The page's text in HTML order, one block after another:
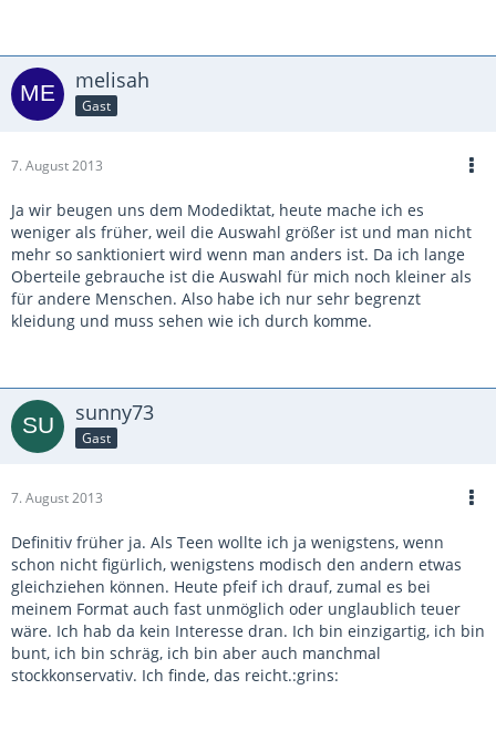
melisah
Gast
7. August 2013
Ja wir beugen uns dem Modediktat, heute mache ich es
weniger als früher, weil die Auswahl größer ist und man nicht
mehr so sanktioniert wird wenn man anders ist. Da ich lange
Oberteile gebrauche ist die Auswahl für mich noch kleiner als
für andere Menschen. Also habe ich nur sehr begrenzt
kleidung und muss sehen wie ich durch komme.
sunny73
Gast
7. August 2013
Definitiv früher ja. Als Teen wollte ich ja wenigstens, wenn
schon nicht figürlich, wenigstens modisch den andern etwas
gleichziehen können. Heute pfeif ich drauf, zumal es bei
meinem Format auch fast unmöglich oder unglaublich teuer
wäre. Ich hab da kein Interesse dran. Ich bin einzigartig, ich bin
bunt, ich bin schräg, ich bin aber auch manchmal
stockkonservativ. Ich finde, das reicht.:grins: